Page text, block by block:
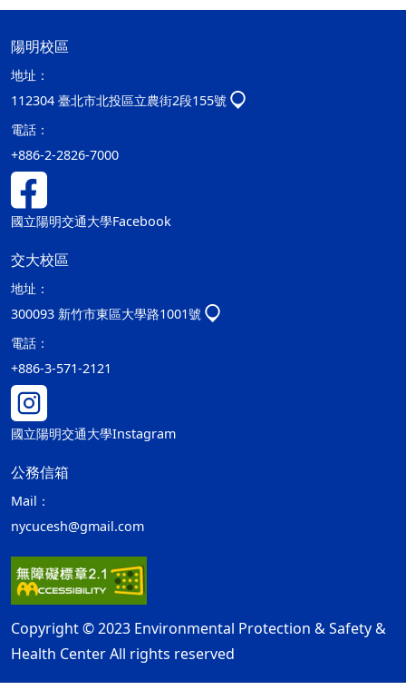
陽明校區
地址：
112304 臺北市北投區立農街2段155號
電話：
+886-2-2826-7000
國立陽明交通大學Facebook
交大校區
地址：
300093 新竹市東區大學路1001號
電話：
+886-3-571-2121
國立陽明交通大學Instagram
公務信箱
Mail：
nycucesh@gmail.com
Copyright © 2023 Environmental Protection & Safety &
Health Center All rights reserved